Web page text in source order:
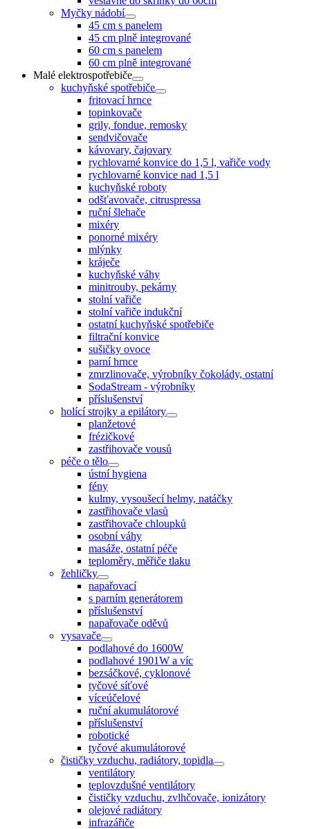
Myčky nádobí
45 cm s panelem
45 cm plně integrované
60 cm s panelem
60 cm plně integrované
Malé elektrospotřebiče
kuchyňské spotřebiče
fritovací hrnce
topinkovače
grily, fondue, remosky
sendvičovače
kávovary, čajovary
rychlovarné konvice do 1,5 l, vařiče vody
rychlovarné konvice nad 1,5 l
kuchyňské roboty
odšťavovače, citruspressa
ruční šlehače
mixéry
ponorné mixéry
mlýnky
kráječe
kuchyňské váhy
minitrouby, pekárny
stolní vařiče
stolní vařiče indukční
ostatní kuchyňské spotřebiče
filtrační konvice
sušičky ovoce
parní hrnce
zmrzlinovače, výrobníky čokolády, ostatní
SodaStream - výrobníky
příslušenství
holící strojky a epilátory
planžetové
frézičkové
zastřihovače vousů
péče o tělo
ústní hygiena
fény
kulmy, vysoušecí helmy, natáčky
zastřihovače vlasů
zastřihovače chloupků
osobní váhy
masáže, ostatní péče
teploměry, měřiče tlaku
žehličky
napařovací
s parním generátorem
příslušenství
napařovače oděvů
vysavače
podlahové do 1600W
podlahové 1901W a víc
bezsáčkové, cyklonové
tyčové síťové
víceúčelové
ruční akumulátorové
příslušenství
robotické
tyčové akumulátorové
čističky vzduchu, radiátory, topidla
ventilátory
teplovzdušné ventilátory
čističky vzduchu, zvlhčovače, ionizátory
olejové radiátory
infrazářiče